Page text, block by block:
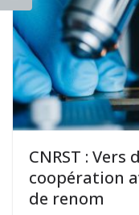
CNRST :
coopération
de renom